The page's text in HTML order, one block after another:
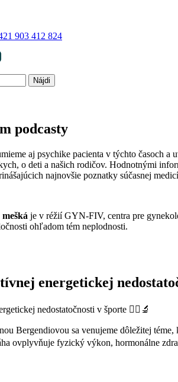
903 412 824
podcasty
aj psychike pacienta v týchto časoch
o deti a našich rodičov. Hodnotnými
najnovšie poznatky súčasnej
je v réžií GYN-FIV, centra pre
ohľadom tém neplodnosti.
energetickej
nedostatočnosti v športe 🏃‍♂️🔬
Bergendiovou sa venujeme dôležitej
ovplyvňuje fyzický výkon, hormonálne